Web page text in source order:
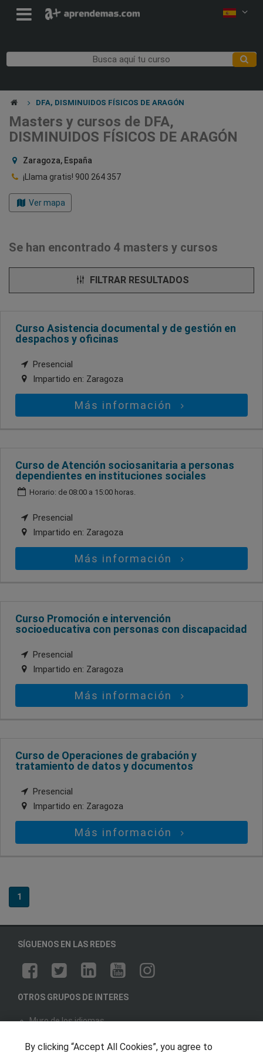
DFA, DISMINUIDOS FÍSICOS DE ARAGÓN
Masters y cursos de DFA,
DISMINUIDOS FÍSICOS DE ARAGÓN
Zaragoza, España
¡Llama gratis! 900 264 357
Ver mapa
Se han encontrado 4 masters y cursos
FILTRAR RESULTADOS
Curso Asistencia documental y de gestión en
despachos y oficinas
Presencial
Impartido en: Zaragoza
Más información
Curso de Atención sociosanitaria a personas
dependientes en instituciones sociales
Horario: de 08:00 a 15:00 horas.
Presencial
Impartido en: Zaragoza
Más información
Curso Promoción e intervención
socioeducativa con personas con discapacidad
Presencial
Impartido en: Zaragoza
Más información
Curso de Operaciones de grabación y
tratamiento de datos y documentos
Presencial
Impartido en: Zaragoza
Más información
1
SÍGUENOS EN LAS REDES
OTROS GRUPOS DE INTERES
Muro de los idiomas
By clicking “Accept All Cookies”, you agree to